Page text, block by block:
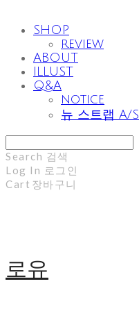
SHOP
review
ABOUT
ILLUST
Q&A
notice
뉴 스트랩 A/S
Search 검색
Log In 로그인
Cart 장바구니
로유